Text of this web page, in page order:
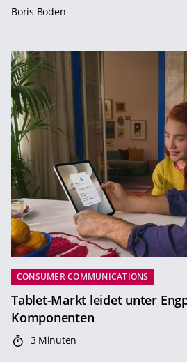
Boris Boden
CONSUMER COMMUNICATIONS
Tablet-Markt leidet unter
Komponenten
3 Minuten